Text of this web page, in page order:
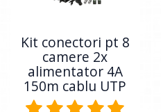
Kit conectori pt 8
camere 2x
alimentator 4A
150m cablu UTP